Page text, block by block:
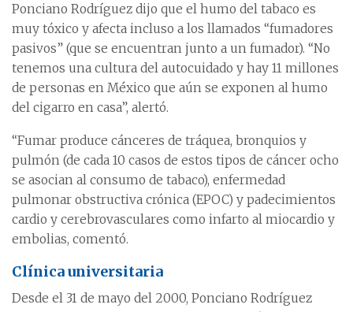
Ponciano Rodríguez dijo que el humo del tabaco es
muy tóxico y afecta incluso a los llamados “fumadores
pasivos” (que se encuentran junto a un fumador). “No
tenemos una cultura del autocuidado y hay 11 millones
de personas en México que aún se exponen al humo
del cigarro en casa”, alertó.
“Fumar produce cánceres de tráquea, bronquios y
pulmón (de cada 10 casos de estos tipos de cáncer ocho
se asocian al consumo de tabaco), enfermedad
pulmonar obstructiva crónica (EPOC) y padecimientos
cardio y cerebrovasculares como infarto al miocardio y
embolias, comentó.
Clínica universitaria
Desde el 31 de mayo del 2000, Ponciano Rodríguez